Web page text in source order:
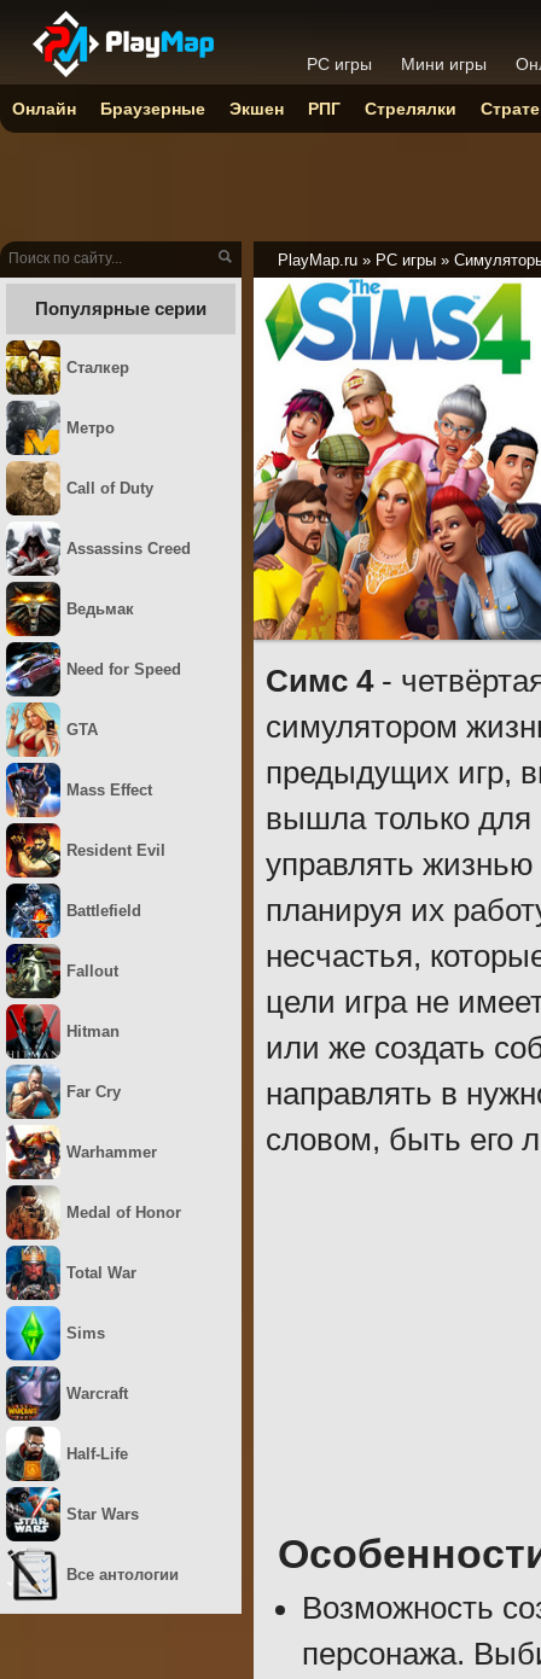
PlayMap.ru » PC игры »
Симс 4-
симулятором
предыдущих игр,
вышла только для
управлять
планируя их
несчастья,
цели игра не
или же создать
направлять в
словом, быть его
Возможность
персонажа.
Популярные серии
Сталкер
Метро
Call of Duty
Assassins Creed
Ведьмак
Need for Speed
GTA
Mass Effect
Resident Evil
Battlefield
Fallout
Hitman
Far Cry
Warhammer
Medal of Honor
Total War
Sims
Warcraft
Half-Life
Star Wars
Все антологии
PC игры Мини игры
Онлайн Браузерные Экшен РПГ Стрелялки